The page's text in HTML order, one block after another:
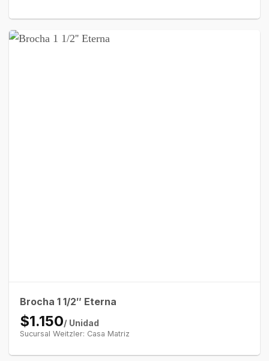
Brocha 1 1/2″ Eterna
$1.150/ Unidad
Sucursal Weitzler: Casa Matriz